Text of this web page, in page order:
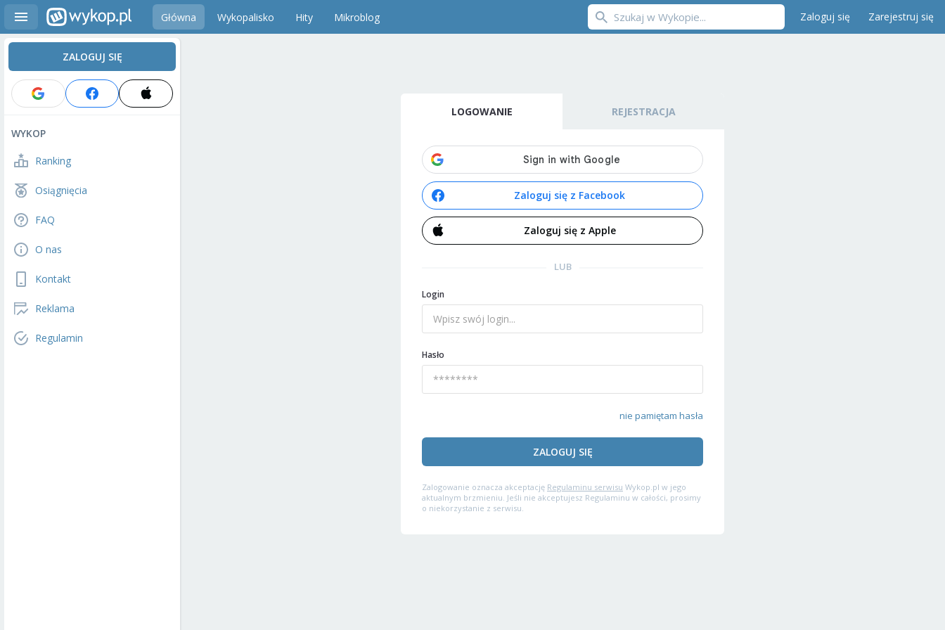
Główna Wykopalisko Hity Mikroblog Zaloguj się Zarejestruj się
ZALOGUJ SIĘ
WYKOP
Ranking
Osiągnięcia
FAQ
O nas
Kontakt
Reklama
Regulamin
LOGOWANIE REJESTRACJA
Zaloguj się z Facebook
Zaloguj się z Apple
LUB
Login
Hasło
nie pamiętam hasła
ZALOGUJ SIĘ
Zalogowanie oznacza akceptację Regulaminu serwisu Wykop.pl w jego
aktualnym brzmieniu. Jeśli nie akceptujesz Regulaminu w całości, prosimy
o niekorzystanie z serwisu.